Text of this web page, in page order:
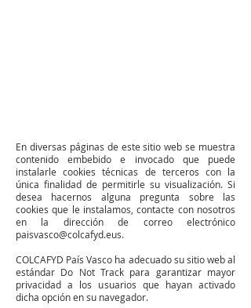
En diversas páginas de este sitio web se muestra
contenido embebido e invocado que puede
instalarle cookies técnicas de terceros con la
única finalidad de permitirle su visualización. Si
desea hacernos alguna pregunta sobre las
cookies que le instalamos, contacte con nosotros
en la dirección de correo electrónico
paisvasco@colcafyd.eus.
COLCAFYD País Vasco ha adecuado su sitio web al
estándar Do Not Track para garantizar mayor
privacidad a los usuarios que hayan activado
dicha opción en su navegador.